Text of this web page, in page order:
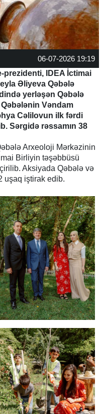
06-07-2026 19:19
IDEA İctimai
Əliyeva Qəbələ
yerləşən Qəbələ
Vəndam
Cəlilovun ilk fərdi
Sərgidə rəssamın 38
Arxeoloji Mərkəzinin
Birliyin təşəbbüsü
Aksiyada Qəbələ və
uşaq iştirak edib.